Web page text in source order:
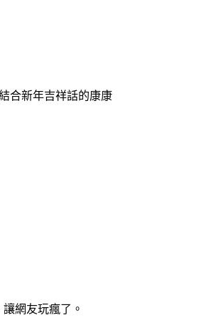
合新年吉祥話的康康
網友玩瘋了。